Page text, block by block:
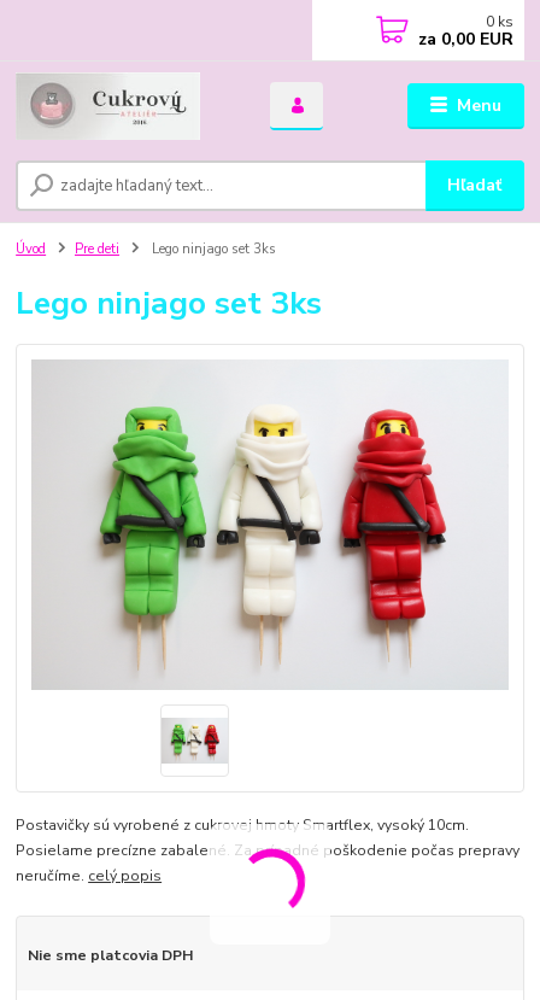
Menu
Hľadať
0 ks
za 0,00 EUR
Úvod Pre deti Lego ninjago set 3ks
Lego ninjago set 3ks
Postavičky sú vyrobené z cukrovej hmoty Smartflex, vysoký 10cm.
Posielame precízne zabalené. Za prípadné poškodenie počas prepravy
neručíme. celý popis
Nie sme platcovia DPH